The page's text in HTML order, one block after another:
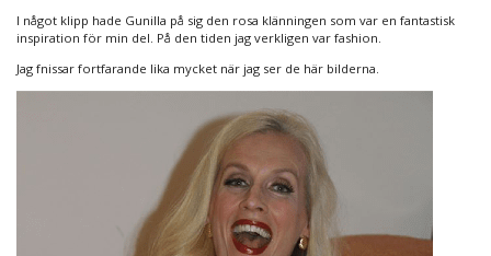
I något klipp hade Gunilla på sig den rosa klänningen som var en fantastisk
inspiration för min del. På den tiden jag verkligen var fashion.
Jag fnissar fortfarande lika mycket när jag ser de här bilderna.